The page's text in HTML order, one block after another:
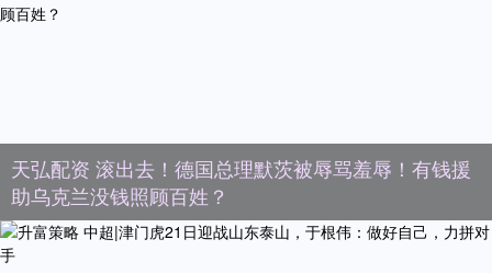
天弘配资 滚出去！德国总理默茨被辱骂羞辱！有钱援
助乌克兰没钱照顾百姓？